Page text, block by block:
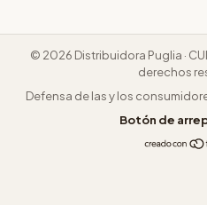
© 2026 Distribuidora Puglia ·
derechos
Defensa de las y los
Botón de